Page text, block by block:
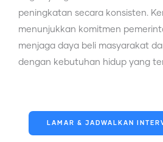
peningkatan secara konsisten.
menunjukkan komitmen
menjaga daya beli masyarakat
dengan kebutuhan hidup yang
LAMAR & JADWALKAN